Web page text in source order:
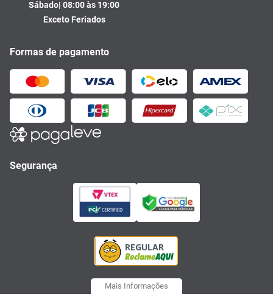
Sábado| 08:00 às 19:00
Exceto Feriados
Formas de pagamento
Segurança
Mais Informações